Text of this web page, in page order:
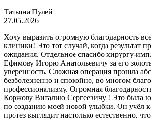
Татьяна Пулей
27.05.2026
Хочу выразить огромную благодарность
клиники! Это тот случай, когда результат
ожидания. Отдельное спасибо хирургу-
Ефимову Игорю Анатольевичу за его
уверенность. Сложная операция прошла
безболезненно и спокойно, во многом
профессионализму. Огромная
Коржову Виталию Сергеевичу ! Это была
по созданию моей новой улыбки. Он учёл
протез выглядит настолько естественно,